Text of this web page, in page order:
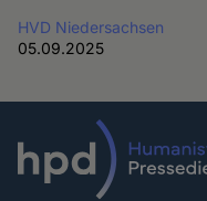
HVD Niedersachsen
05.09.2025